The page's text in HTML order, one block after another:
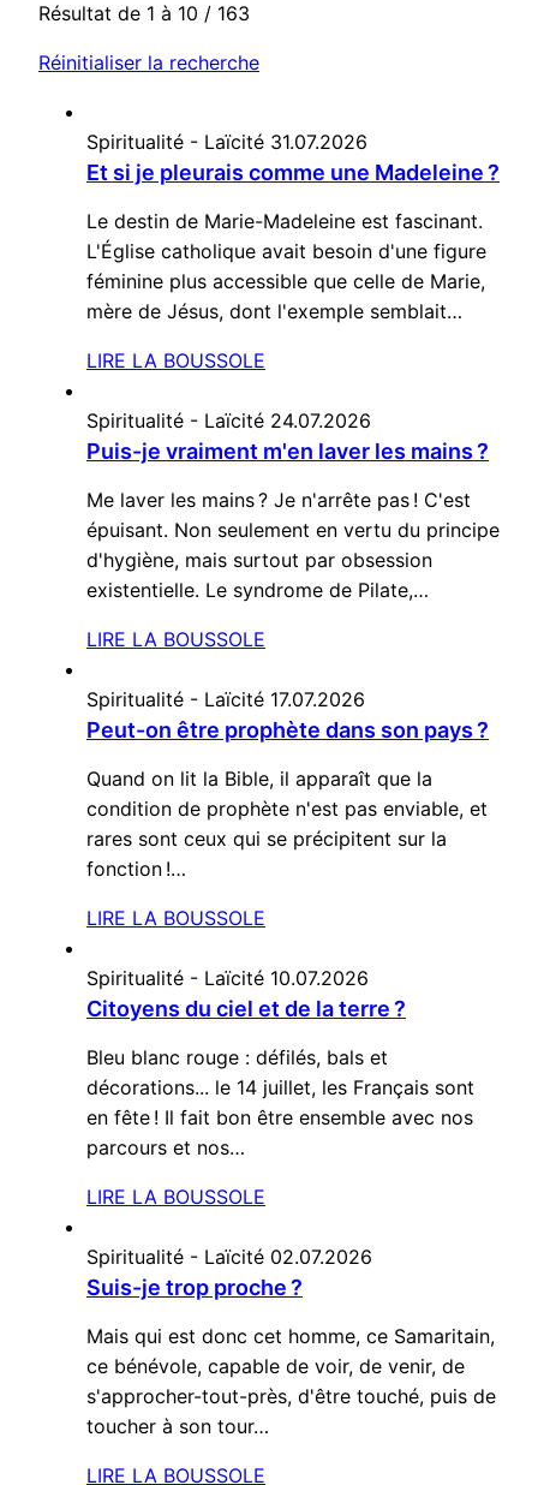
Résultat de 1 à 10 / 163
Réinitialiser la recherche
Spiritualité - Laïcité 31.07.2026
Et si je pleurais comme une Madeleine ?
Le destin de Marie-Madeleine est fascinant.
L'Église catholique avait besoin d'une figure
féminine plus accessible que celle de Marie,
mère de Jésus, dont l'exemple semblait…
LIRE LA BOUSSOLE
Spiritualité - Laïcité 24.07.2026
Puis-je vraiment m'en laver les mains ?
Me laver les mains ? Je n'arrête pas ! C'est
épuisant. Non seulement en vertu du principe
d'hygiène, mais surtout par obsession
existentielle. Le syndrome de Pilate,…
LIRE LA BOUSSOLE
Spiritualité - Laïcité 17.07.2026
Peut-on être prophète dans son pays ?
Quand on lit la Bible, il apparaît que la
condition de prophète n'est pas enviable, et
rares sont ceux qui se précipitent sur la
fonction !…
LIRE LA BOUSSOLE
Spiritualité - Laïcité 10.07.2026
Citoyens du ciel et de la terre ?
Bleu blanc rouge : défilés, bals et
décorations... le 14 juillet, les Français sont
en fête ! Il fait bon être ensemble avec nos
parcours et nos…
LIRE LA BOUSSOLE
Spiritualité - Laïcité 02.07.2026
Suis-je trop proche ?
Mais qui est donc cet homme, ce Samaritain,
ce bénévole, capable de voir, de venir, de
s'approcher-tout-près, d'être touché, puis de
toucher à son tour…
LIRE LA BOUSSOLE